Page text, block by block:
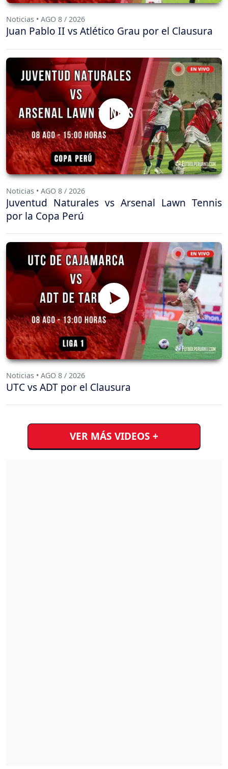
Noticias • AGO 8 / 2026
Juan Pablo II vs Atlético Grau por el Clausura
Noticias • AGO 8 / 2026
Juventud Naturales vs Arsenal Lawn Tennis
por la Copa Perú
Noticias • AGO 8 / 2026
UTC vs ADT por el Clausura
VER MÁS VIDEOS +